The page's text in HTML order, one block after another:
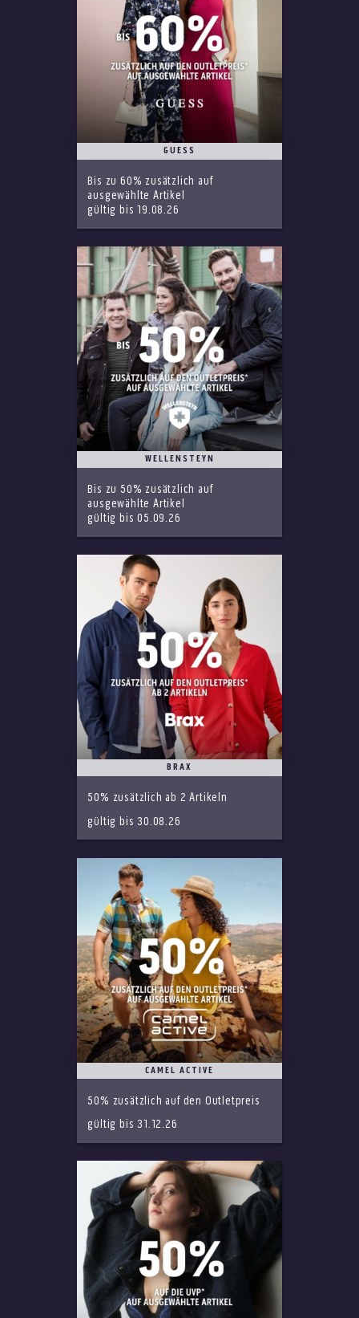
GUESS
Bis zu 60% zusätzlich auf
ausgewählte Artikel
gültig bis 19.08.26
WELLENSTEYN
Bis zu 50% zusätzlich auf
ausgewählte Artikel
gültig bis 05.09.26
BRAX
50% zusätzlich ab 2 Artikeln
gültig bis 30.08.26
CAMEL ACTIVE
50% zusätzlich auf den Outletpreis
gültig bis 31.12.26